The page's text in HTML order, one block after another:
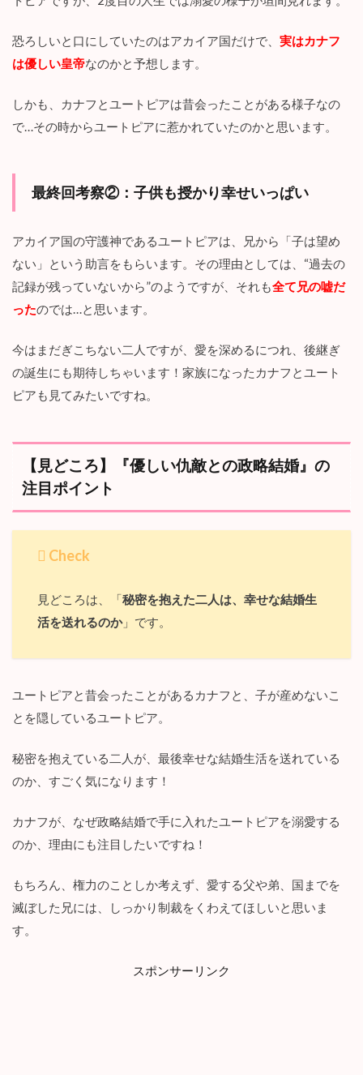
恐ろしいと口にしていたのはアカイア国だけで、 実はカナフ
は優しい皇帝なのかと予想します。
しかも、カナフとユートピアは昔会ったことがある様子なの
で…その時からユートピアに惹かれていたのかと思います。
最終回考察②：子供も授かり幸せいっぱい
アカイア国の守護神であるユートピアは、兄から「子は望め
ない」という助言をもらいます。その理由としては、“過去の
記録が残っていないから”のようですが、それも全て兄の嘘だ
ったのでは…と思います。
今はまだぎこちない二人ですが、愛を深めるにつれ、後継ぎ
の誕生にも期待しちゃいます！家族になったカナフとユート
ピアも見てみたいですね。
【見どころ】『優しい仇敵との政略結婚』の
注目ポイント
Check
見どころは、「秘密を抱えた二人は、幸せな結婚生
活を送れるのか」です。
ユートピアと昔会ったことがあるカナフと、子が産めないこ
とを隠しているユートピア。
秘密を抱えている二人が、最後幸せな結婚生活を送れている
のか、すごく気になります！
カナフが、なぜ政略結婚で手に入れたユートピアを溺愛する
のか、理由にも注目したいですね！
もちろん、権力のことしか考えず、愛する父や弟、国までを
滅ぼした兄には、しっかり制裁をくわえてほしいと思いま
す。
スポンサーリンク